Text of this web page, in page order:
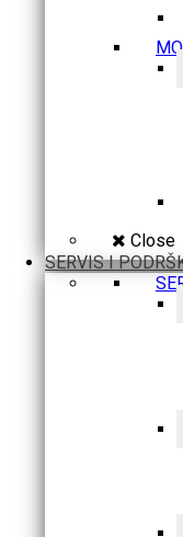
Close
SERVIS I